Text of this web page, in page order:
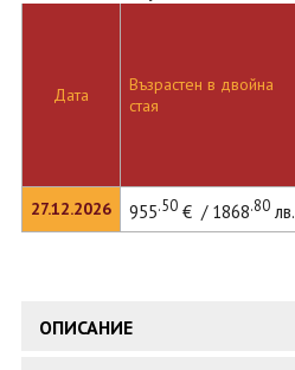
Дата
27.12.2026
Възрастен в двойна
стая
955.50€ / 1868.80лв.
ОПИСАНИЕ